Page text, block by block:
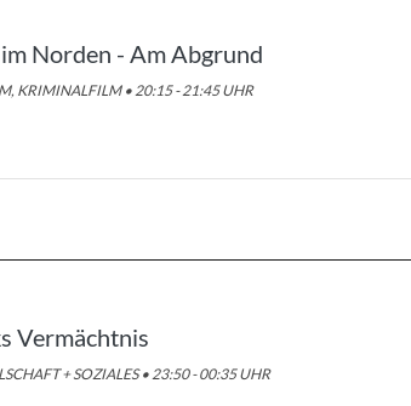
Norden - Am Abgrund
KRIMINALFILM • 20:15 - 21:45 UHR
Vermächtnis
+ SOZIALES • 23:50 - 00:35 UHR